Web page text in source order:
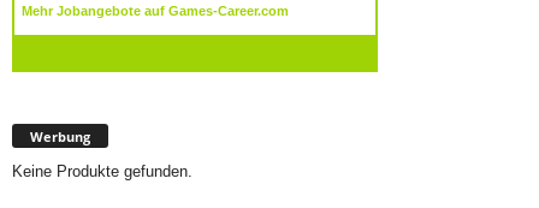
Werbung
Keine Produkte gefunden.